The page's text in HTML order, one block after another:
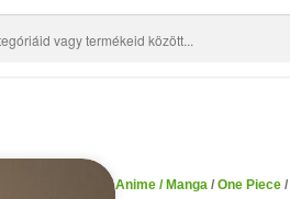
Anime / Manga / One Piece /